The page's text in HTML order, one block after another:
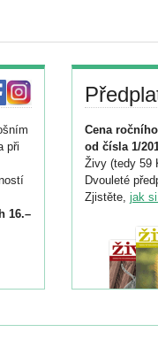
při
16.–
Cena
od čísla 1/
Živy (tedy 59
Dvouleté
Zjistěte, jak